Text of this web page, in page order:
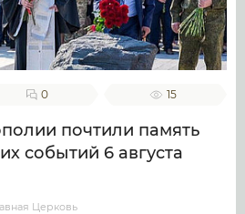
0 15
почтили память
событий 6 августа
Церковь